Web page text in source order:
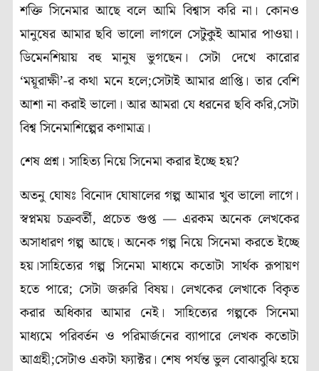
শক্তি সিনেমার আছে বলে আমি বিশ্বাস করি না। কোনও
মানুষের আমার ছবি ভালো লাগলে সেটুকুই আমার পাওয়া।
ডিমেনশিয়ায় বহু মানুষ ভুগছেন। সেটা দেখে কারোর
‘ময়ূরাক্ষী’-র কথা মনে হলে;সেটাই আমার প্রাপ্তি। তার বেশি
আশা না করাই ভালো। আর আমরা যে ধরনের ছবি করি,সেটা
বিশ্ব সিনেমাশিল্পের কণামাত্র।
শেষ প্রশ্ন। সাহিত্য নিয়ে সিনেমা করার ইচ্ছে হয়?
অতনু ঘোষঃ বিনোদ ঘোষালের গল্প আমার খুব ভালো লাগে।
স্বপ্নময় চক্রবর্তী, প্রচেত গুপ্ত — এরকম অনেক লেখকের
অসাধারণ গল্প আছে। অনেক গল্প নিয়ে সিনেমা করতে ইচ্ছে
হয়।সাহিত্যের গল্প সিনেমা মাধ্যমে কতোটা সার্থক রূপায়ণ
হতে পারে; সেটা জরুরি বিষয়। লেখকের লেখাকে বিকৃত
করার অধিকার আমার নেই। সাহিত্যের গল্পকে সিনেমা
মাধ্যমে পরিবর্তন ও পরিমার্জনের ব্যাপারে লেখক কতোটা
আগ্রহী;সেটাও একটা ফ্যাক্টর। শেষ পর্যন্ত ভুল বোঝাবুঝি হয়ে